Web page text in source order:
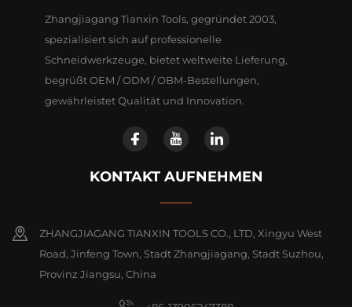
Zhangjiagang Tianxin Tools, gegründet 2003,
spezialisiert sich auf professionelle
Schneidwerkzeuge, bietet weltweite Lieferung,
begrüßt OEM / ODM / OBM-Bestellungen,
gewährleistet Qualität und Innovation.
KONTAKT AUFNEHMEN
ZHANGJIAGANG TIANXIN TOOLS CO., LTD, Xingyu West
Road, Jinfeng Town, Stadt Zhangjiagang, Stadt Suzhou,
Provinz Jiangsu, China